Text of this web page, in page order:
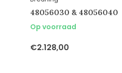
48056030 & 48056040
Op voorraad
€2.128,00